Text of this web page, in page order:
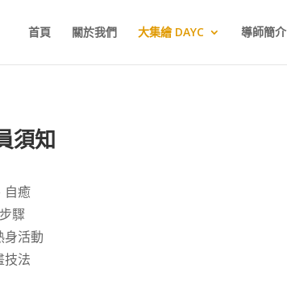
首頁 關於我們 大集繪 DAYC 導師簡介
須知
自癒
驟
身活動
技法